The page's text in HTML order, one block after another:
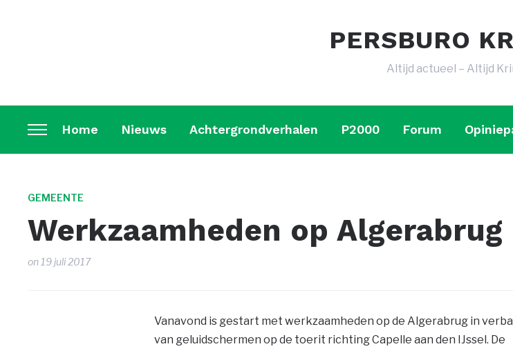
PERSBURO
Altijd actueel – Altijd
Toggle
sidebar
navigation
Home Nieuws Achtergrondverhalen P2000 Forum
GEMEENTE
Werkzaamheden op Algerabrug
on 19 juli 2017
Vanavond is gestart met werkzaamheden op de Algerabrug in
van geluidschermen op de toerit richting Capelle aan den IJssel. De